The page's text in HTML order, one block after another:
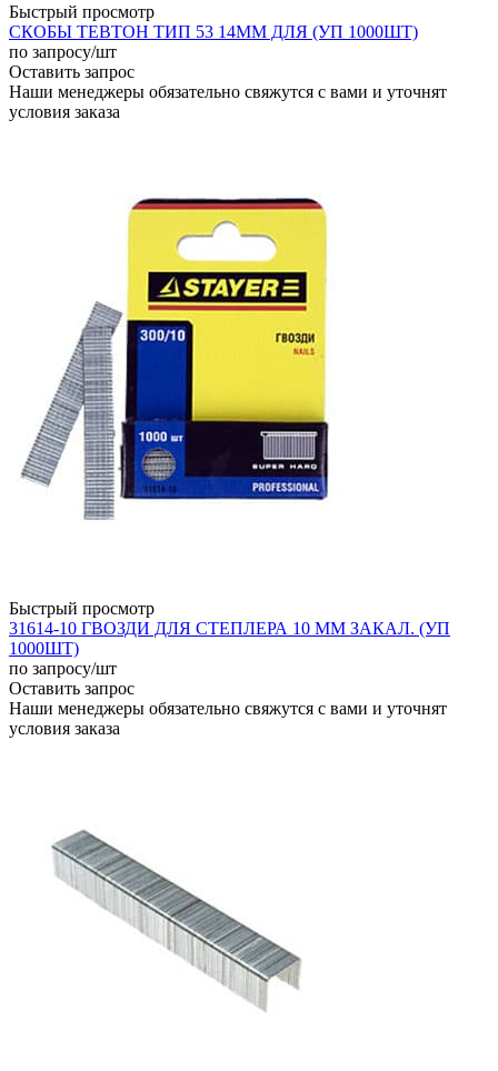
Быстрый просмотр
СКОБЫ ТЕВТОН ТИП 53 14ММ ДЛЯ (УП 1000ШТ)
по запросу/шт
Оставить запрос
Наши менеджеры обязательно свяжутся с вами и уточнят
условия заказа
Быстрый просмотр
31614-10 ГВОЗДИ ДЛЯ СТЕПЛЕРА 10 ММ ЗАКАЛ. (УП
1000ШТ)
по запросу/шт
Оставить запрос
Наши менеджеры обязательно свяжутся с вами и уточнят
условия заказа